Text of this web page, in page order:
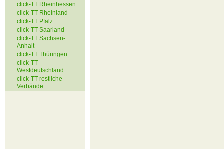
click-TT Rheinhessen
click-TT Rheinland
click-TT Pfalz
click-TT Saarland
click-TT Sachsen-
Anhalt
click-TT Thüringen
click-TT
Westdeutschland
click-TT restliche
Verbände